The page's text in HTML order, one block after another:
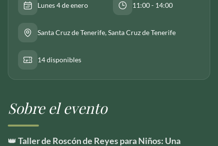
Lunes 4 de enero 11:00 - 14:00
Santa Cruz de Tenerife, Santa Cruz de Tenerife
14 disponibles
Sobre el evento
👑 Taller de Roscón de Reyes para Niños: Una